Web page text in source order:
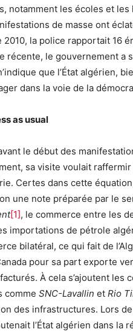
notamment les écoles et
de masse ont
la police rapportait 16
récente, le gouvernement
que l’État algérien,
dans la voie de la
as usual
le début des
sa visite voulait
Certes dans cette
une note préparée par le
[1], le commerce entre les
importations de pétrole
bilatéral, ce qui fait de
pour sa part exporte
À cela s’ajoutent les
comme SNC-Lavallin et Rio
des infrastructures. Lors
l’État algérien dans la